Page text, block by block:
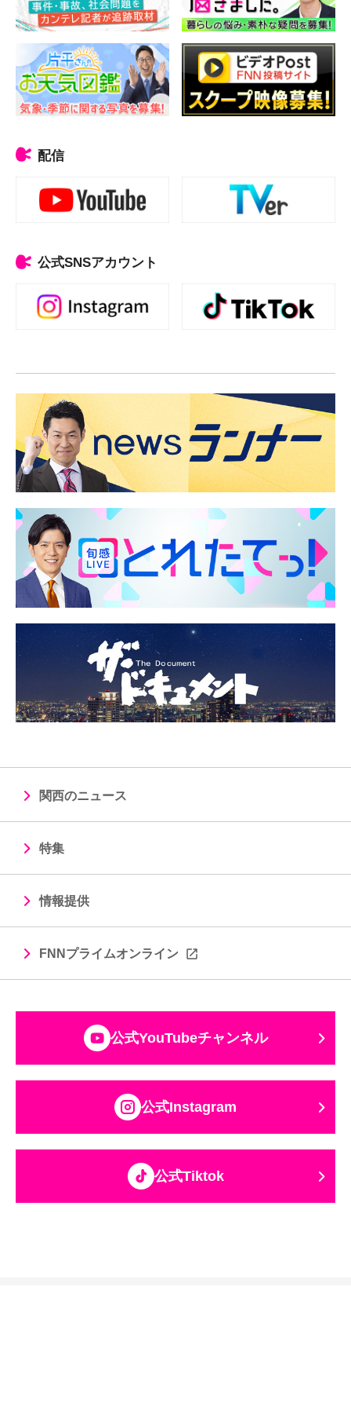
配信
公式SNSアカウント
関西のニュース
特集
情報提供
FNNプライムオンライン
公式YouTubeチャンネル
公式Instagram
公式Tiktok